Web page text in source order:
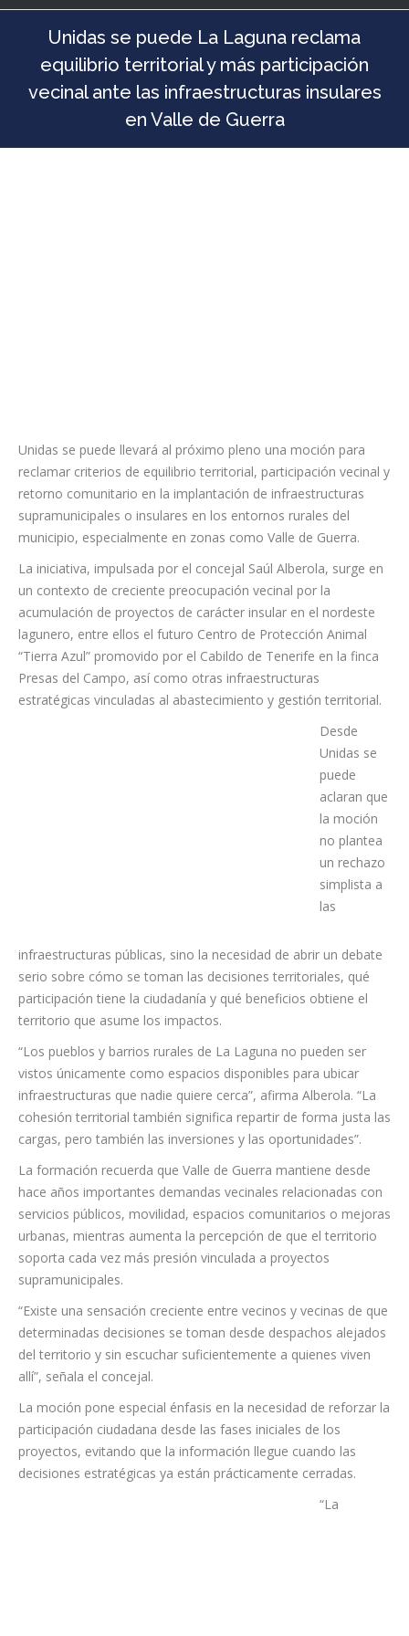
Unidas se puede La Laguna reclama
equilibrio territorial y más participación
Unidas se puede llevará al próximo pleno una moción para
reclamar criterios de equilibrio territorial, participación vecinal y
retorno comunitario en la implantación de infraestructuras
supramunicipales o insulares en los entornos rurales del
municipio, especialmente en zonas como Valle de Guerra.
La iniciativa, impulsada por el concejal Saúl Alberola, surge en
un contexto de creciente preocupación vecinal por la
acumulación de proyectos de carácter insular en el nordeste
lagunero, entre ellos el futuro Centro de Protección Animal
“Tierra Azul” promovido por el Cabildo de Tenerife en la finca
estratégicas vinculadas al abastecimiento y gestión territorial.
Desde
Unidas se
puede
aclaran que
la moción
no plantea
un rechazo
las
infraestructuras públicas, sino la necesidad de abrir un debate
serio sobre cómo se toman las decisiones territoriales, qué
participación tiene la ciudadanía y qué beneficios obtiene el
territorio que asume los impactos.
“Los pueblos y barrios rurales de La Laguna no pueden ser
vistos únicamente como espacios disponibles para ubicar
infraestructuras que nadie quiere cerca”, afirma Alberola. “La
cohesión territorial también significa repartir de forma justa las
cargas, pero también las inversiones y las oportunidades”.
La formación recuerda que Valle de Guerra mantiene desde
hace años importantes demandas vecinales relacionadas con
servicios públicos, movilidad, espacios comunitarios o mejoras
urbanas, mientras aumenta la percepción de que el territorio
soporta cada vez más presión vinculada a proyectos
supramunicipales.
“Existe una sensación creciente entre vecinos y vecinas de que
determinadas decisiones se toman desde despachos alejados
del territorio y sin escuchar suficientemente a quienes viven
allí”, señala el concejal.
La moción pone especial énfasis en la necesidad de reforzar la
participación ciudadana desde las fases iniciales de los
proyectos, evitando que la información llegue cuando las